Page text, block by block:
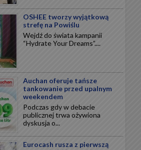
OSHEE tworzy wyjątkową
strefę na Powiślu
Wejdź do świata kampanii
“Hydrate Your Dreams”....
Auchan oferuje tańsze
tankowanie przed upalnym
weekendem
Podczas gdy w debacie
publicznej trwa ożywiona
dyskusja o...
Eurocash rusza z pierwszą